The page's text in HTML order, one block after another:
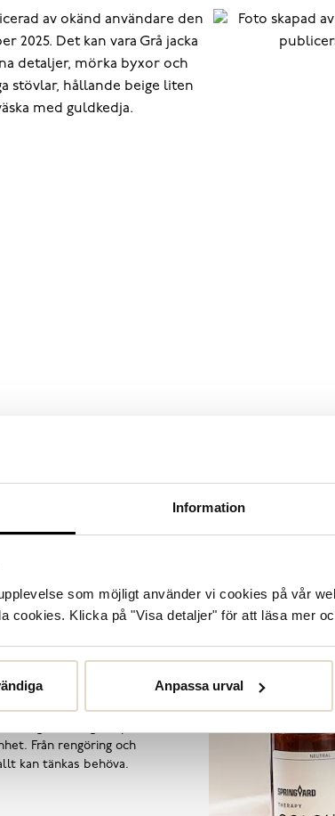
Information
som möjligt använder vi cookies på vår
cookies. Klicka på "Visa detaljer" för att läsa mer
Anpassa urval
Sweeks
livslängden på dina
Från rengöring och
kan tänkas behöva.